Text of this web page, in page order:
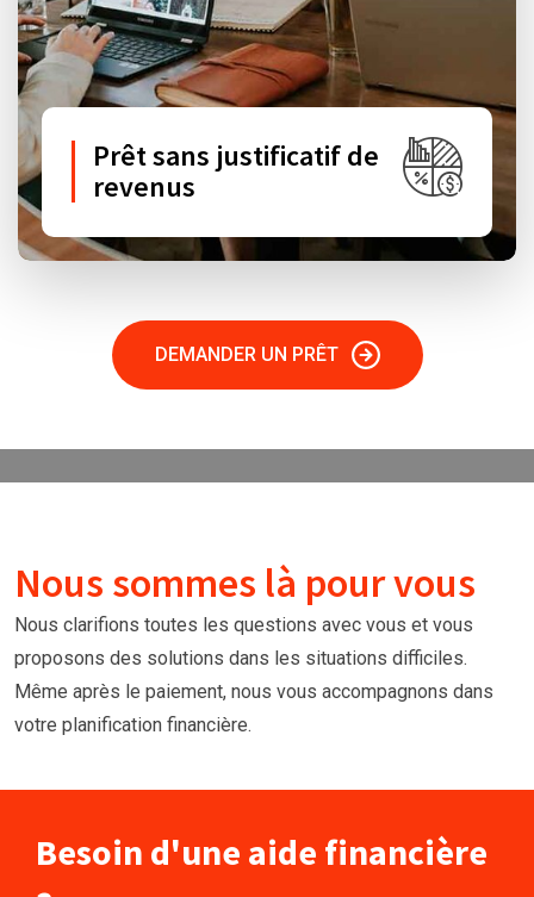
Prêt sans justificatif de
revenus
DEMANDER UN PRÊT
Nous sommes là pour vous
Nous clarifions toutes les questions avec vous et vous
proposons des solutions dans les situations difficiles.
Même après le paiement, nous vous accompagnons dans
votre planification financière.
Besoin d'une aide financière